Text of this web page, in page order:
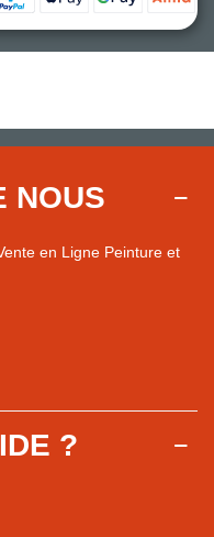
NOUS
en Ligne Peinture et
?